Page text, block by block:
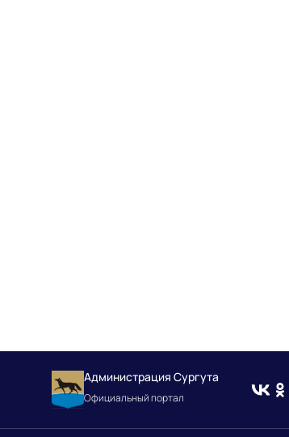
Администрация Сургута
Официальный портал